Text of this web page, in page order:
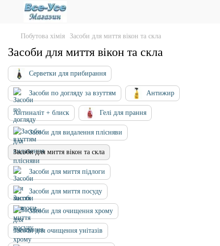
Побутова хімія Засоби для миття вікон та скла
Засоби для миття вікон та скла
Серветки для прибирання
Засоби по догляду за взуттям Антижир
Антиналіт + блиск Гелі для прання
Засоби для видалення плісняви
Засоби для миття вікон та скла
Засоби для миття підлоги
Засоби для миття посуду
Засоби для очищення хрому
Засоби для очищення унітазів